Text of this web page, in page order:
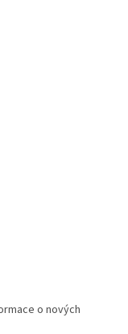
o nových